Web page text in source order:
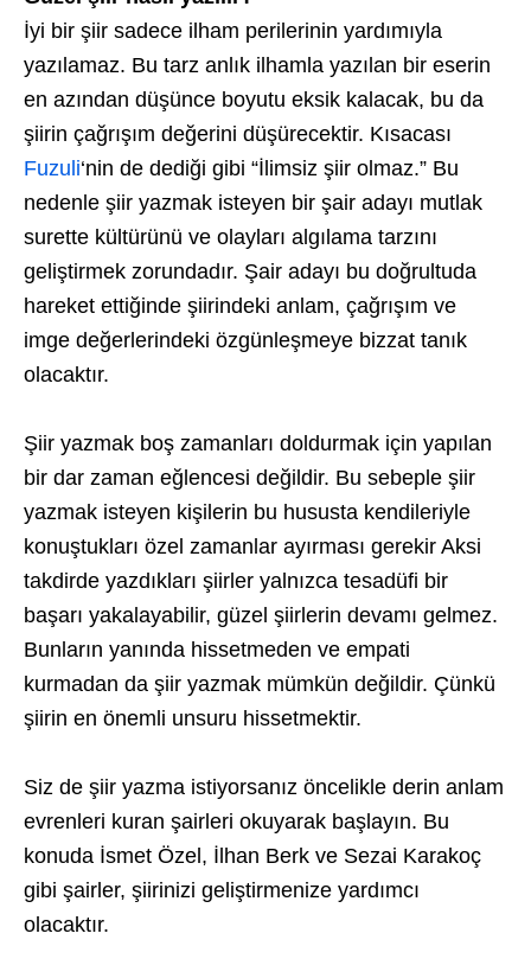
İyi bir şiir sadece ilham perilerinin yardımıyla
yazılamaz. Bu tarz anlık ilhamla yazılan bir eserin
en azından düşünce boyutu eksik kalacak, bu da
şiirin çağrışım değerini düşürecektir. Kısacası
Fuzuli‘nin de dediği gibi “İlimsiz şiir olmaz.” Bu
nedenle şiir yazmak isteyen bir şair adayı mutlak
surette kültürünü ve olayları algılama tarzını
geliştirmek zorundadır. Şair adayı bu doğrultuda
hareket ettiğinde şiirindeki anlam, çağrışım ve
imge değerlerindeki özgünleşmeye bizzat tanık
olacaktır.
Şiir yazmak boş zamanları doldurmak için yapılan
bir dar zaman eğlencesi değildir. Bu sebeple şiir
yazmak isteyen kişilerin bu hususta kendileriyle
konuştukları özel zamanlar ayırması gerekir Aksi
takdirde yazdıkları şiirler yalnızca tesadüfi bir
başarı yakalayabilir, güzel şiirlerin devamı gelmez.
Bunların yanında hissetmeden ve empati
kurmadan da şiir yazmak mümkün değildir. Çünkü
şiirin en önemli unsuru hissetmektir.
Siz de şiir yazma istiyorsanız öncelikle derin anlam
evrenleri kuran şairleri okuyarak başlayın. Bu
konuda İsmet Özel, İlhan Berk ve Sezai Karakoç
gibi şairler, şiirinizi geliştirmenize yardımcı
olacaktır.